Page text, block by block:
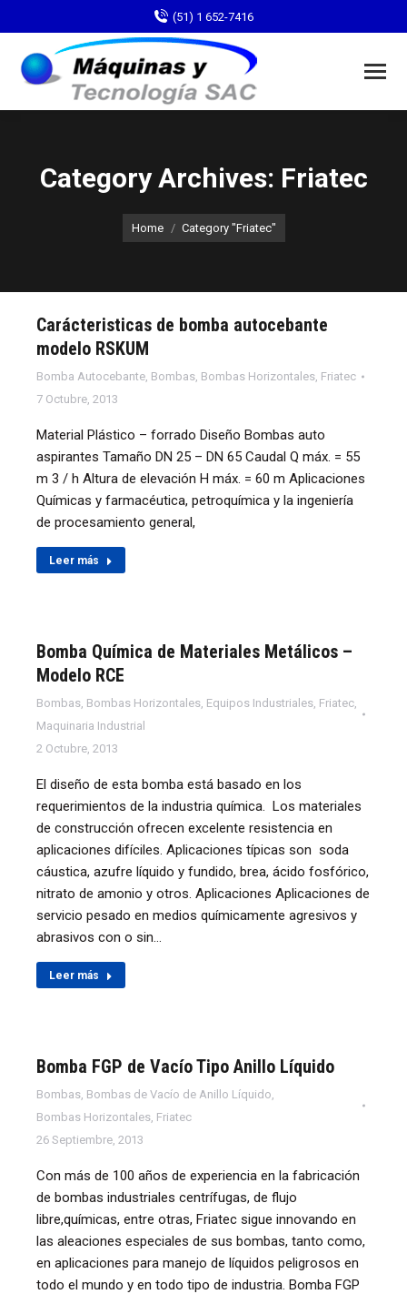
(51) 1 652-7416
Category Archives: Friatec
Home Category "Friatec"
Carácteristicas de bomba autocebante
modelo RSKUM
Bomba Autocebante, Bombas, Bombas Horizontales, Friatec
7 Octubre, 2013
Material Plástico – forrado Diseño Bombas auto
aspirantes Tamaño DN 25 – DN 65 Caudal Q máx. = 55
m 3 / h Altura de elevación H máx. = 60 m Aplicaciones
Químicas y farmacéutica, petroquímica y la ingeniería
de procesamiento general,
Leer más
Bomba Química de Materiales Metálicos –
Modelo RCE
Bombas, Bombas Horizontales, Equipos Industriales, Friatec,
Maquinaria Industrial
2 Octubre, 2013
El diseño de esta bomba está basado en los
requerimientos de la industria química. Los materiales
de construcción ofrecen excelente resistencia en
aplicaciones difíciles. Aplicaciones típicas son soda
cáustica, azufre líquido y fundido, brea, ácido fosfórico,
nitrato de amonio y otros. Aplicaciones Aplicaciones de
servicio pesado en medios químicamente agresivos y
abrasivos con o sin…
Leer más
Bomba FGP de Vacío Tipo Anillo Líquido
Bombas, Bombas de Vacío de Anillo Líquido,
Bombas Horizontales, Friatec
26 Septiembre, 2013
Con más de 100 años de experiencia en la fabricación
de bombas industriales centrífugas, de flujo
libre,químicas, entre otras, Friatec sigue innovando en
las aleaciones especiales de sus bombas, tanto como,
en aplicaciones para manejo de líquidos peligrosos en
todo el mundo y en todo tipo de industria. Bomba FGP